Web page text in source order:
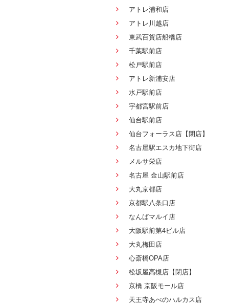
アトレ浦和店
アトレ川越店
東武百貨店船橋店
千葉駅前店
松戸駅前店
アトレ新浦安店
水戸駅前店
宇都宮駅前店
仙台駅前店
仙台フォーラス店【閉店】
名古屋駅エスカ地下街店
メルサ栄店
名古屋 金山駅前店
大丸京都店
京都駅八条口店
なんばマルイ店
大阪駅前第4ビル店
大丸梅田店
心斎橋OPA店
松坂屋高槻店【閉店】
京橋 京阪モール店
天王寺あべのハルカス店